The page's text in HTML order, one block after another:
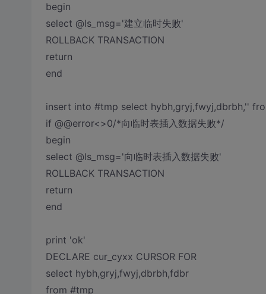
begin
select @ls_msg='建立临时失败'
ROLLBACK TRANSACTION
return
end
insert into #tmp select hybh,gryj,fwyj,dbrbh,''
if @@error<>0/*向临时表插入数据失败*/
begin
select @ls_msg='向临时表插入数据失败'
ROLLBACK TRANSACTION
return
end
print 'ok'
DECLARE cur_cyxx CURSOR FOR
select hybh,gryj,fwyj,dbrbh,fdbr
from #tmp